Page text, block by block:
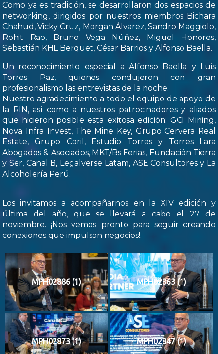
Como ya es tradición, se desarrollaron dos espacios de
networking, dirigidos por nuestros miembros Bichara
Chahud, Vicky Cruz, Morgan Álvarez, Sandro Maggiolo,
Rohit Rao, Bruno Vega Núñez, Miguel Honores,
Sebastián KHL Berquet, César Barrios y Alfonso Baella.
Un reconocimiento especial a Alfonso Baella y Luis
Torres Paz, quienes condujeron con gran
profesionalismo las entrevistas de la noche.
Nuestro agradecimiento a todo el equipo de apoyo de
la RIN, así como a nuestros patrocinadores y aliados
que hicieron posible esta exitosa edición: GCI Mining,
Nova Infra Invest, The Mine Key, Grupo Cervera Real
Estate, Grupo Coril, Estudio Torres y Torres Lara
Abogados & Asociados, MKT/Bs Ferias, Fundación Tierra
y Ser, Canal B, Legalverse Latam, ASE Consultores y La
Alcoholería Perú.
Los invitamos a acompañarnos en la XIV edición y
última del año, que se llevará a cabo el 27 de
noviembre. ¡Nos vemos pronto para seguir creando
conexiones que impulsan negocios!.
MPH02886 (1) MPH02863 (1)
MPH02873 (1) MPH02847 (1)